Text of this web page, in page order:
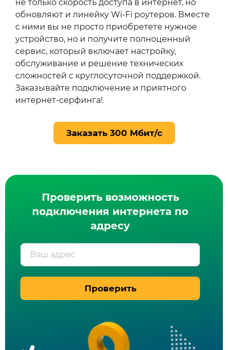
не только скорость доступа в интернет, но
обновляют и линейку Wi‑Fi роутеров. Вместе
с ними вы не просто приобретете нужное
устройство, но и получите полноценный
сервис, который включает настройку,
обслуживание и решение технических
сложностей с круглосуточной поддержкой.
Заказывайте подключение и приятного
интернет‑серфинга!
Заказать 300 Мбит/с
Проверить возможность
подключения интернета по
адресу
Ваш адрес
Проверить